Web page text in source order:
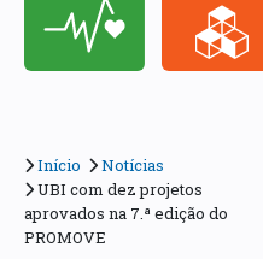
Início
Notícias
UBI com dez projetos
aprovados na 7.ª edição do
PROMOVE